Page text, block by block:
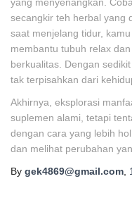
secangkir teh herbal yang
saat menjelang tidur,
membantu tubuh relax
berkualitas. Dengan
tak terpisahkan dari
Akhirnya, eksplorasi
suplemen alami, tetapi
dengan cara yang lebih
dan melihat perubahan
By gek4869@gmail.com